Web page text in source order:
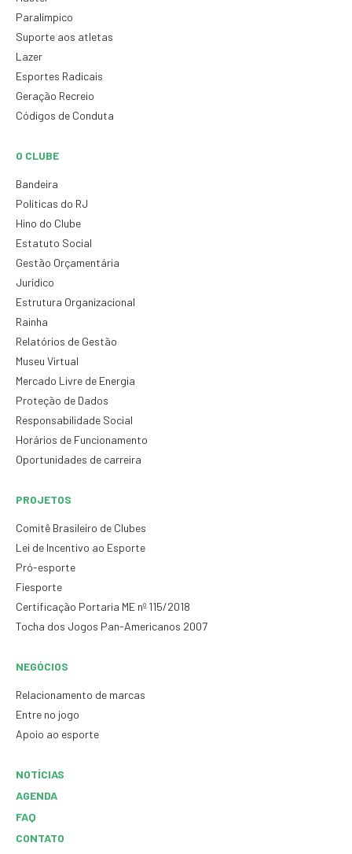
Paralímpico
Suporte aos atletas
Lazer
Esportes Radicais
Geração Recreio
Códigos de Conduta
O CLUBE
Bandeira
Políticas do RJ
Hino do Clube
Estatuto Social
Gestão Orçamentária
Jurídico
Estrutura Organizacional
Rainha
Relatórios de Gestão
Museu Virtual
Mercado Livre de Energia
Proteção de Dados
Responsabilidade Social
Horários de Funcionamento
Oportunidades de carreira
PROJETOS
Comitê Brasileiro de Clubes
Lei de Incentivo ao Esporte
Pró-esporte
Fiesporte
Certificação Portaria ME nº 115/2018
Tocha dos Jogos Pan-Americanos 2007
NEGÓCIOS
Relacionamento de marcas
Entre no jogo
Apoio ao esporte
NOTÍCIAS
AGENDA
FAQ
CONTATO